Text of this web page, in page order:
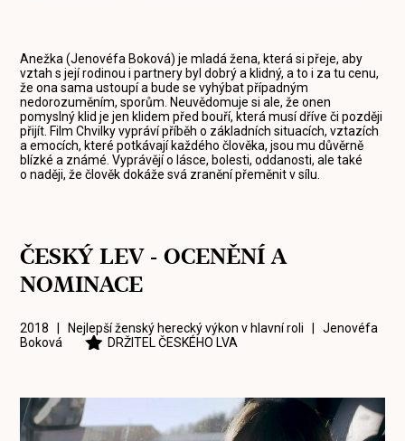
Anežka (Jenovéfa Boková) je mladá žena, která si přeje, aby
vztah s její rodinou i partnery byl dobrý a klidný, a to i za tu cenu,
že ona sama ustoupí a bude se vyhýbat případným
nedorozuměním, sporům. Neuvědomuje si ale, že onen
pomyslný klid je jen klidem před bouří, která musí dříve či později
přijít. Film Chvilky vypráví příběh o základních situacích, vztazích
a emocích, které potkávají každého člověka, jsou mu důvěrně
blízké a známé. Vyprávějí o lásce, bolesti, oddanosti, ale také
o naději, že člověk dokáže svá zranění přeměnit v sílu.
ČESKÝ LEV - OCENĚNÍ A
NOMINACE
2018 | Nejlepší ženský herecký výkon v hlavní roli |Jenovéfa
Boková
DRŽITEL ČESKÉHO LVA